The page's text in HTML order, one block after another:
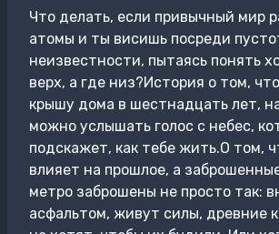
Что делать, если привычный мир
атомы и ты висишь посреди
неизвестности, пытаясь понять
верх, а где низ?История о том,
крышу дома в шестнадцать лет,
можно услышать голос с небес,
подскажет, как тебе жить.О том,
влияет на прошлое, а
метро заброшены не просто так:
асфальтом, живут силы, древние